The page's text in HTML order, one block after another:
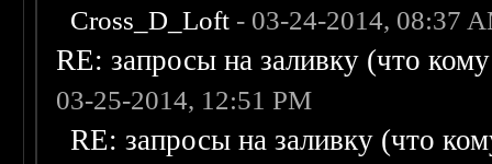
Cross_D_Loft - 03-24-2014, 08:37
RE: запросы на заливку (что
03-25-2014, 12:51 PM
RE: запросы на заливку (что